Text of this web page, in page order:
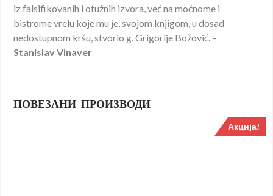
iz falsifikovanih i otužnih izvora, već na moćnome i
bistrome vrelu koje mu je, svojom knjigom, u dosad
nedostupnom kršu, stvorio g. Grigorije Božović. –
Stanislav Vinaver
ПОВЕЗАНИ ПРОИЗВОДИ
Акција!